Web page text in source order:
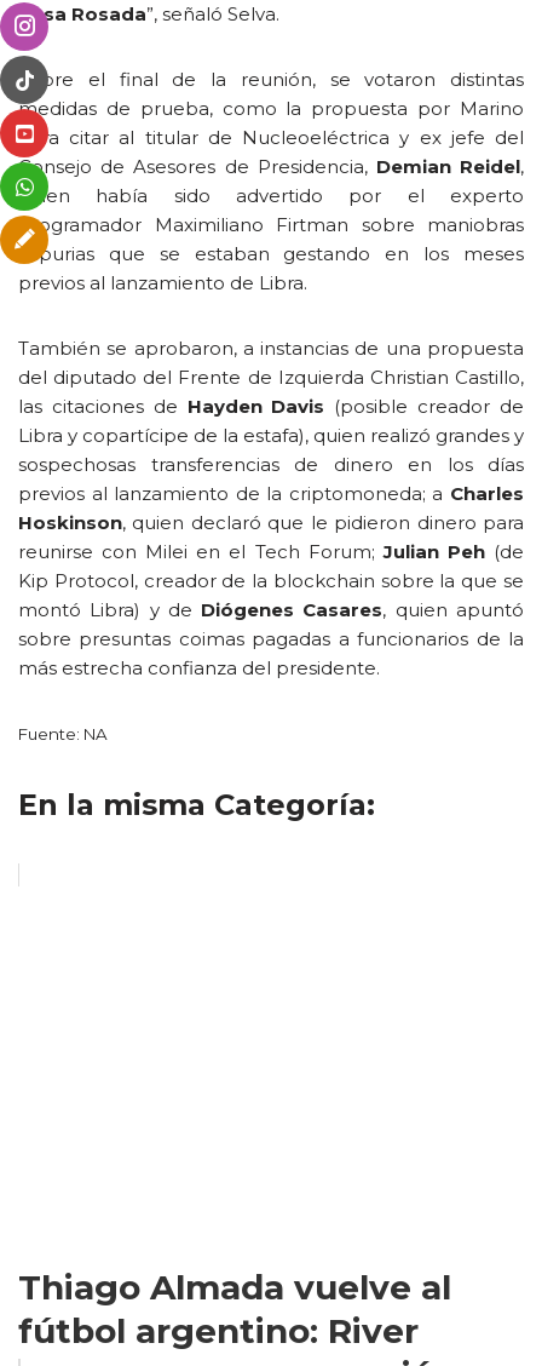
Casa Rosada”, señaló Selva.
Sobre el final de la reunión, se votaron distintas
medidas de prueba, como la propuesta por Marino
para citar al titular de Nucleoeléctrica y ex jefe del
Consejo de Asesores de Presidencia, Demian Reidel,
quien había sido advertido por el experto
programador Maximiliano Firtman sobre maniobras
espurias que se estaban gestando en los meses
previos al lanzamiento de Libra.
También se aprobaron, a instancias de una propuesta
del diputado del Frente de Izquierda Christian Castillo,
las citaciones de Hayden Davis (posible creador de
Libra y copartícipe de la estafa), quien realizó grandes y
sospechosas transferencias de dinero en los días
previos al lanzamiento de la criptomoneda; a Charles
Hoskinson, quien declaró que le pidieron dinero para
reunirse con Milei en el Tech Forum; Julian Peh(de
Kip Protocol, creador de la blockchain sobre la que se
montó Libra) y de Diógenes Casares, quien apuntó
sobre presuntas coimas pagadas a funcionarios de la
más estrecha confianza del presidente.
Fuente: NA
En la misma Categoría:
Thiago Almada vuelve al
fútbol argentino: River